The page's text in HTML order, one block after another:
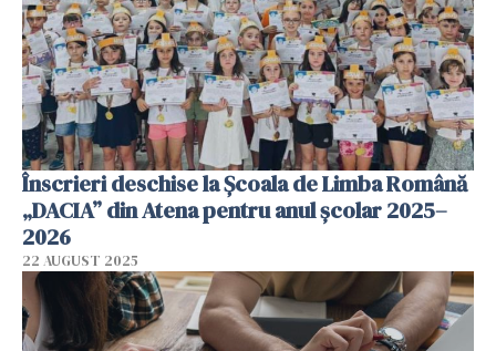
Înscrieri deschise la Școala de Limba Română
„DACIA” din Atena pentru anul școlar 2025–
2026
22 AUGUST 2025